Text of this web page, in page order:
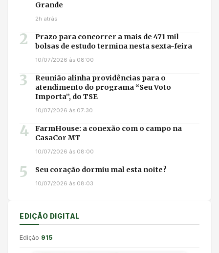
Grande
2h atrás
2
Prazo para concorrer a mais de 471 mil
bolsas de estudo termina nesta sexta-feira
10/07/2026 às 08:00
3
Reunião alinha providências para o
atendimento do programa “Seu Voto
Importa”, do TSE
10/07/2026 às 07:30
4
FarmHouse: a conexão com o campo na
CasaCor MT
10/07/2026 às 08:00
5 Seu coração dormiu mal esta noite?
10/07/2026 às 08:03
EDIÇÃO DIGITAL
Edição 915